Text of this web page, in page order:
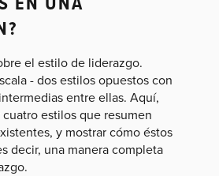
el estilo de liderazgo.
- dos estilos opuestos con
entre ellas. Aquí,
estilos que resumen
y mostrar cómo éstos
decir, una manera completa